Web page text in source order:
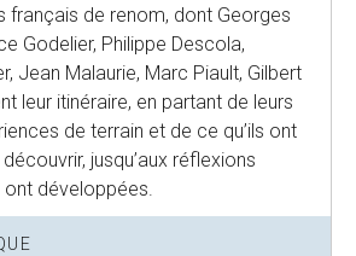
français de renom, dont Georges
Godelier, Philippe Descola,
Jean Malaurie, Marc Piault, Gilbert
leur itinéraire, en partant de leurs
de terrain et de ce qu’ils ont
jusqu’aux réflexions
ont développées.